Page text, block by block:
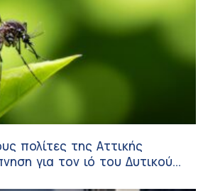
πολίτες της Αττικής
για τον ιό του Δυτικού